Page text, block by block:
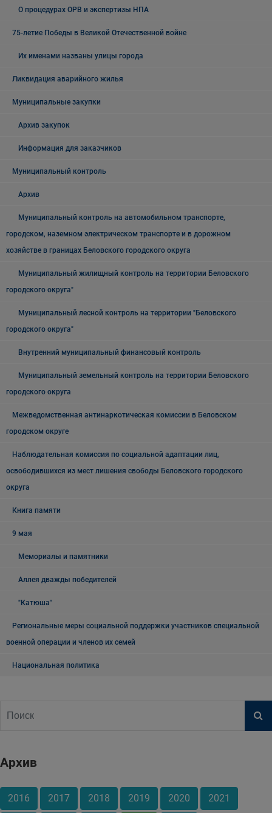
О процедурах ОРВ и экспертизы НПА
75-летие Победы в Великой Отечественной войне
Их именами названы улицы города
Ликвидация аварийного жилья
Муниципальные закупки
Архив закупок
Информация для заказчиков
Муниципальный контроль
Архив
Муниципальный контроль на автомобильном транспорте,
городском, наземном электрическом транспорте и в дорожном
хозяйстве в границах Беловского городского округа
Муниципальный жилищный контроль на территории Беловского
городского округа"
Муниципальный лесной контроль на территории "Беловского
городского округа"
Внутренний муниципальный финансовый контроль
Муниципальный земельный контроль на территории Беловского
городского округа
Межведомственная антинаркотическая комиссии в Беловском
городском округе
Наблюдательная комиссия по социальной адаптации лиц,
освободившихся из мест лишения свободы Беловского городского
округа
Книга памяти
9 мая
Мемориалы и памятники
Аллея дважды победителей
"Катюша"
Региональные меры социальной поддержки участников специальной
военной операции и членов их семей
Национальная политика
Архив
2016 2017 2018 2019 2020 2021